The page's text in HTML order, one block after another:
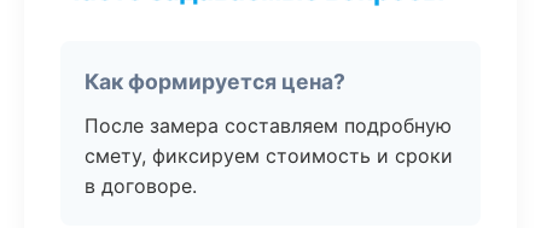
Как формируется цена?
После замера составляем подробную
смету, фиксируем стоимость и сроки
в договоре.